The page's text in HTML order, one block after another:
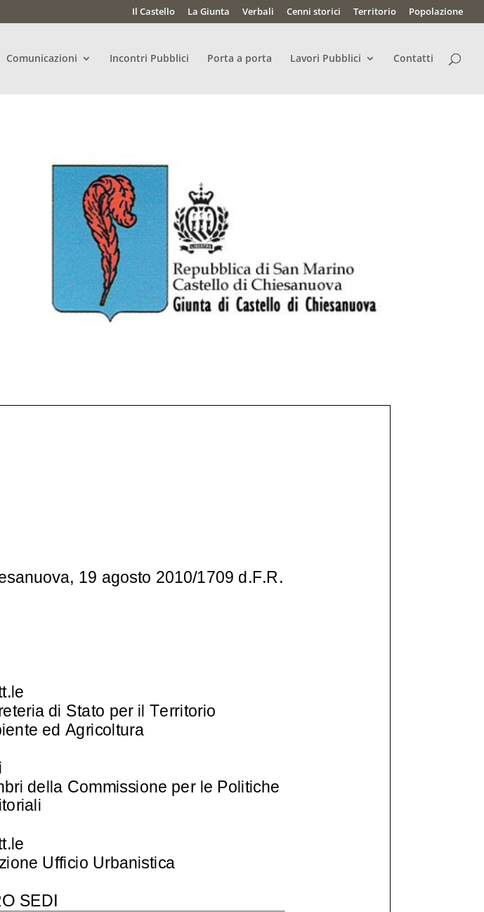
Il Castello La Giunta Verbali Cenni storici Territorio Popolazione
Comunicazioni Incontri Pubblici Porta a porta Lavori Pubblici Contatti